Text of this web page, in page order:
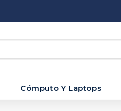
Cómputo Y Laptops